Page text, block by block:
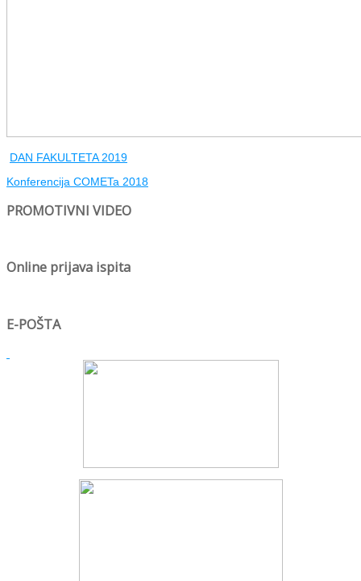
DAN FAKULTETA 2019
Konferencija COMETa 2018
PROMOTIVNI VIDEO
Online prijava ispita
E-POŠTA